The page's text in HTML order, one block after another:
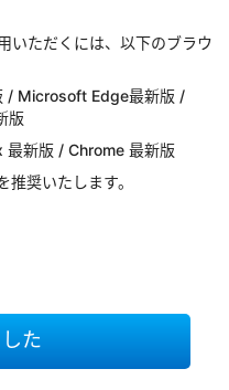
いただくには、以下のブラウ
/ Microsoft Edge最新版 /
版
新版 / Chrome 最新版
奨いたします。
た